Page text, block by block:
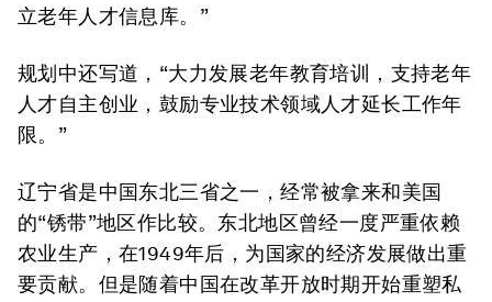
立老年人才信息库。”
规划中还写道，“大力发展老年教育培训，支持老年
人才自主创业，鼓励专业技术领域人才延长工作年
限。”
辽宁省是中国东北三省之一，经常被拿来和美国
的“锈带”地区作比较。东北地区曾经一度严重依赖
农业生产，在1949年后，为国家的经济发展做出重
要贡献。但是随着中国在改革开放时期开始重塑私